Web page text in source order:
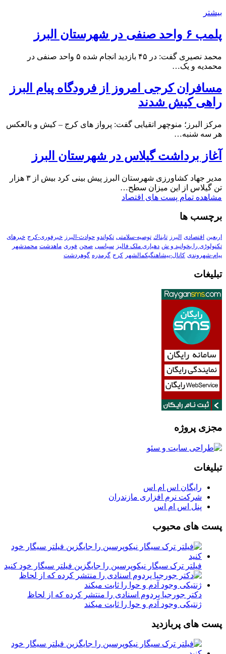
بیشتر
پلمب ۶ واحد صنفی در شهرستان البرز
محمد نصیری گفت: در ۴۵ بازدید انجام شده ۵ واحد صنفی در
محمدیه و یک…
مسافران کرجی امروز از فرودگاه پیام البرز
راهی کیش شدند
مرکز البرز؛ منوچهر اتقیایی گفت: پرواز های کرج – کیش و بالعکس
هر سه شنبه…
آغاز برداشت گیلاس در شهرستان البرز
مدیر جهاد کشاورزی شهرستان البرز پیش بینی کرد بیش از ۳ هزار
تن گیلاس از این میزان سطح…
مشاهده تمام پست های اقتصاد
برچسب ها
اربعین اقتصادی البرز تابناك توصیه-سلامتی تکواندو حوادث-البرز خبرفوری-کرج خبرهای
تکنولوڑی را بخوانید و ش دهیاری ملک فالیز سیاسی صحن فوری ماهدشت محمدشهر
پیام-شهروندی کانال-پیشاهنگیکمالشهر کرج گرمدره گوهردشت
تبلیغات
مجزی پروژه
تبلیغات
رایگان اس ام اس
شرکت نرم افزاری مازندران
پنل اس ام اس
پست های محبوب
فیلتر ترک سیگار نیکوپرسین را جایگزین فیلتر سیگار خود کنید
دکتر جورجیا پردوم اسنادی را منتشر کرده که از لحاظ
ژنتیکی وجود آدم و حوا را ثابت میکند
پست های پربازدید